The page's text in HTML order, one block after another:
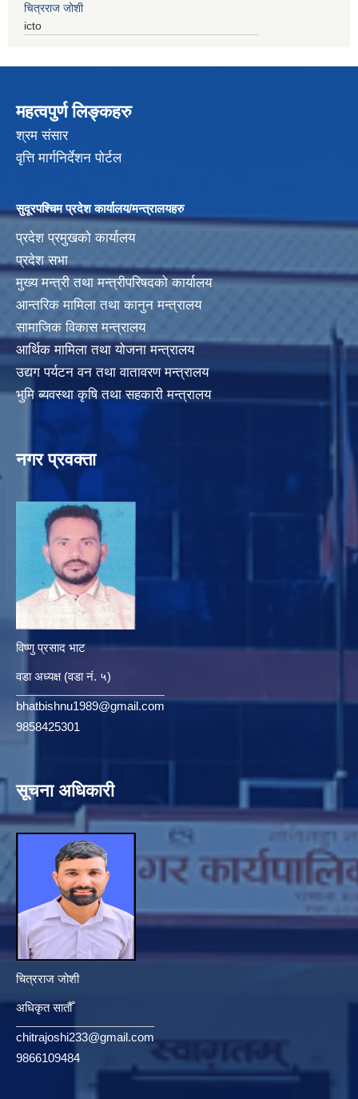
चित्रराज जोशी
icto
महत्वपुर्ण लिङ्कहरु
श्रम संसार
वृत्ति मार्गनिर्देशन पोर्टल
सुदूरपश्चिम प्रदेश कार्यालय/मन्त्रालयहरु
प्रदेश प्रमुखको कार्यालय
प्रदेश सभा
मुख्य मन्त्री तथा मन्त्रीपरिषदको कार्यालय
आन्तरिक मामिला तथा कानुन मन्त्रालय
सामाजिक विकास मन्त्रालय
आर्थिक मामिला तथा योजना मन्त्रालय
उद्यग पर्यटन वन तथा वातावरण मन्त्रालय
भुमि ब्यवस्था कृषि तथा सहकारी मन्त्रालय
नगर प्रवक्ता
विष्णु प्रसाद भाट
वडा अध्यक्ष (वडा नं. ५)
bhatbishnu1989@gmail.com
9858425301
सूचना अधिकारी
चित्रराज जोशी
अधिकृत सातौँ
chitrajoshi233@gmail.com
9866109484